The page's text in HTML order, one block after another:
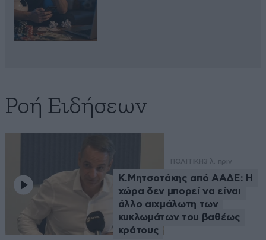
Ροή Ειδήσεων
ΠΟΛΙΤΙΚΗ3 λ. πριν
Κ.Μητσοτάκης από ΑΑΔΕ: Η
χώρα δεν μπορεί να είναι
άλλο αιχμάλωτη των
κυκλωμάτων του βαθέως
κράτους